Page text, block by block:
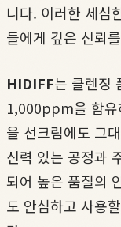
니다. 이러한 세심
들에게 깊은 신뢰
HIDIFF는 클렌징
1,000ppm을 함유
을 선크림에도 그
신력 있는 공정과
되어 높은 품질의
도 안심하고 사용